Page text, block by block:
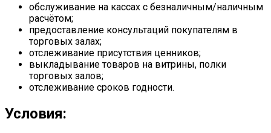
обслуживание на кассах с безналичным/наличным
расчётом;
предоставление консультаций покупателям в
торговых залах;
отслеживание присутствия ценников;
выкладывание товаров на витрины, полки
торговых залов;
отслеживание сроков годности.
Условия: